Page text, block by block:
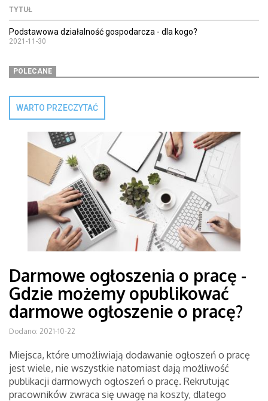
TYTUŁ
Podstawowa działalność gospodarcza - dla kogo?
2021-11-30
POLECANE
WARTO PRZECZYTAĆ
Darmowe ogłoszenia o pracę -
Gdzie możemy opublikować
darmowe ogłoszenie o pracę?
Dodano: 2021-10-22
Miejsca, które umożliwiają dodawanie ogłoszeń o pracę
jest wiele, nie wszystkie natomiast dają możliwość
publikacji darmowych ogłoszeń o pracę. Rekrutując
pracowników zwraca się uwagę na koszty, dlatego